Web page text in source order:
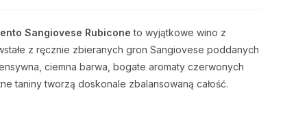
Sangiovese Rubicone to wyjątkowe wino z
z ręcznie zbieranych gron Sangiovese poddanych
ciemna barwa, bogate aromaty czerwonych
taniny tworzą doskonale zbalansowaną całość.